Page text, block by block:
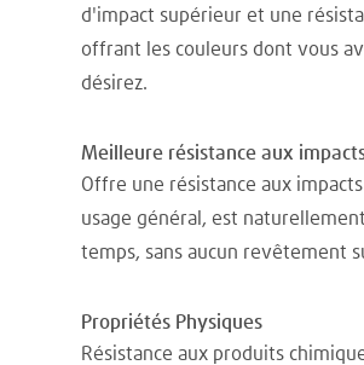
d'impact supérieur et une
offrant les couleurs dont vous
désirez.
Meilleure résistance aux
Offre une résistance aux
usage général, est
temps, sans aucun revêtement
Propriétés Physiques
Résistance aux produits